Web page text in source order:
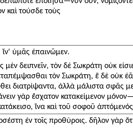
καὶ τούσδε τοὺς
ὑμᾶς ἐπαινῶμεν.
δειπνεῖν, τὸν δὲ Σωκράτη οὐκ
τὸν Σωκράτη, ἓ δὲ οὐκ
διατρίψαντα, ἀλλὰ μάλιστα σφᾶς
γὰρ ἔσχατον κατακείμενον
ἵνα καὶ τοῦ σοφοῦ
ἐν τοῖς προθύροις. δῆλον γὰρ